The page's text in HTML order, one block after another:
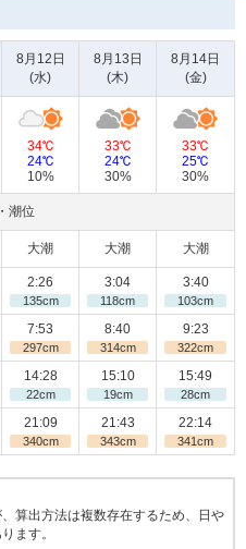
8月12日
(水)
8月13日
(木)
8月14日
(金)
34℃
24℃
10%
33℃
24℃
30%
33℃
25℃
30%
潮位
大潮 大潮 大潮
2:26
135cm
7:53
297cm
14:28
22cm
21:09
340cm
3:04
118cm
8:40
314cm
15:10
19cm
21:43
343cm
3:40
103cm
9:23
322cm
15:49
28cm
22:14
341cm
算出方法は複数存在するため、日や
ます。